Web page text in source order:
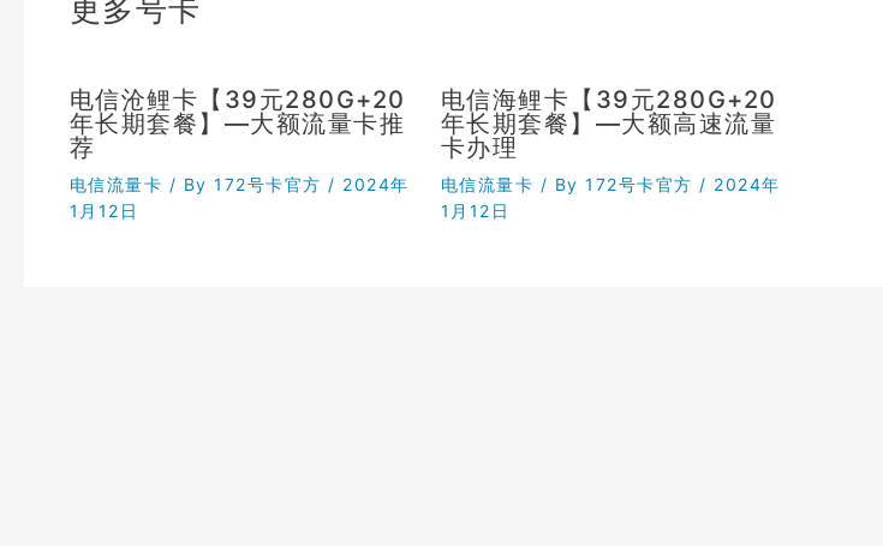
更多号卡
电信沧鲤卡【39元280G+20
年长期套餐】—大额流量卡推
荐
电信流量卡 / By 172号卡官方 / 2024年
1月12日
电信海鲤卡【39元280G+20
年长期套餐】—大额高速流量
卡办理
电信流量卡 / By172号卡官方 / 2024年
1月12日